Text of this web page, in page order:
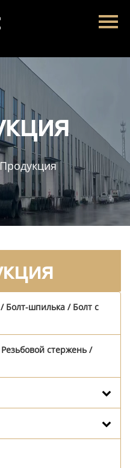
Продукция
Болт-шпилька / Болт с
стержень /